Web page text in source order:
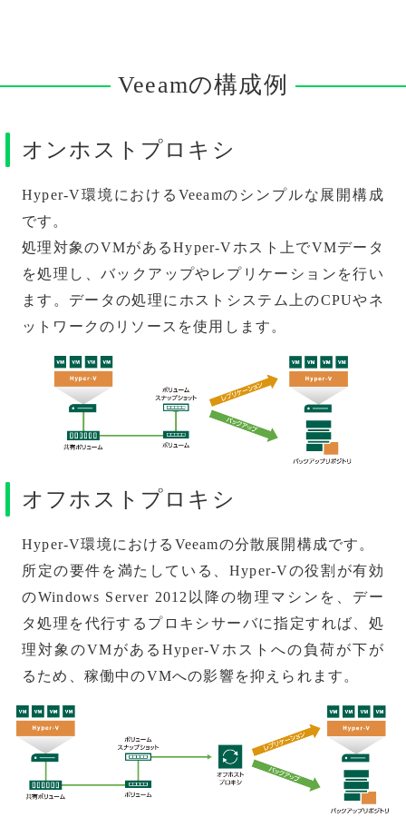
Veeamの構成例
オンホストプロキシ
Hyper-V環境におけるVeeamのシンプルな展開構成
です。
処理対象のVMがあるHyper-Vホスト上でVMデータ
を処理し、バックアップやレプリケーションを行い
ます。データの処理にホストシステム上のCPUやネ
ットワークのリソースを使用します。
オフホストプロキシ
Hyper-V環境におけるVeeamの分散展開構成です。
所定の要件を満たしている、Hyper-Vの役割が有効
のWindows Server 2012以降の物理マシンを、デー
タ処理を代行するプロキシサーバに指定すれば、処
理対象のVMがあるHyper-Vホストへの負荷が下が
るため、稼働中のVMへの影響を抑えられます。